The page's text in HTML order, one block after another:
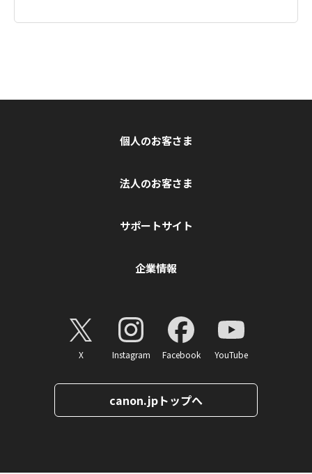
個人のお客さま
法人のお客さま
サポートサイト
企業情報
X Instagram Facebook YouTube
canon.jpトップへ